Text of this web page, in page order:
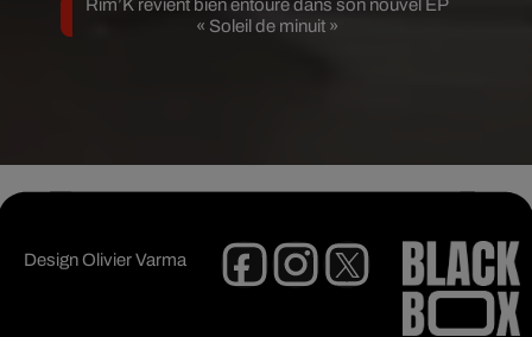
Rim’K revient bien entouré dans son nouvel EP
« Soleil de minuit »
DesignOlivier Varma